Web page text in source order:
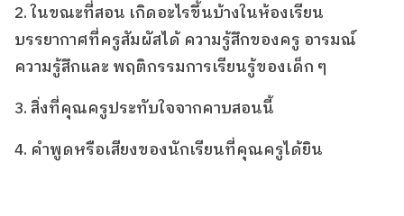
2. ในขณะที่สอน เกิดอะไรขึ้นบ้างในห้องเรียน
บรรยากาศที่ครูสัมผัสได้ ความรู้สึกของครู อารมณ์
ความรู้สึกและ พฤติกรรมการเรียนรู้ของเด็ก ๆ
3. สิ่งที่คุณครูประทับใจจากคาบสอนนี้
4. คำพูดหรือเสียงของนักเรียนที่คุณครูได้ยิน